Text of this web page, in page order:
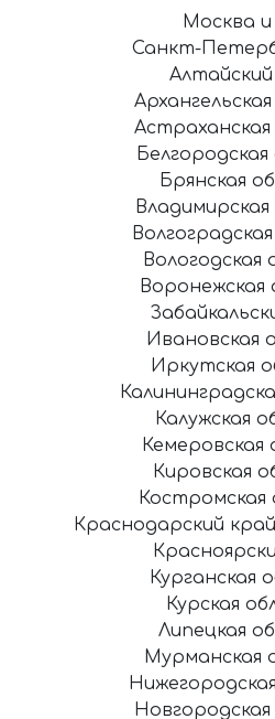
Москва
Санкт-
Брянская
Вологодская
Воронежская
Ивановская
Иркутская
Калужская
Кемеровская
Кировская
Костромская
Краснодарский
Курганская
Курская
Липецкая
Мурманская